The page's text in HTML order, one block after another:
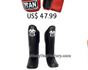
US$ 47.99